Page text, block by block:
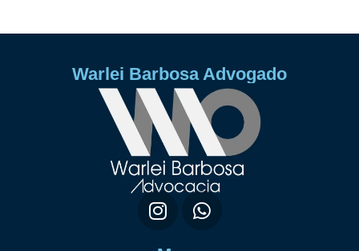
Warlei Barbosa Advogado